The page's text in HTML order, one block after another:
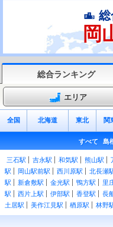
総
岡
総合ランキング
エリア
全国 北海道 東北 関
すべて 島
三石駅 吉永駅 和気駅 熊山駅
駅
岡山駅前駅 西川原駅 北長瀬
駅
新倉敷駅 金光駅 鴨方駅 里
駅
西片上駅 伊部駅 香登駅 長
土居駅
美作江見駅 楢原駅 林野
駅
津山駅 院庄駅 美作千代駅